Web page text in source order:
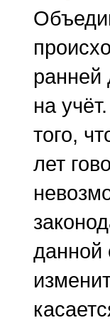
ранней
на
того,
лет
данной